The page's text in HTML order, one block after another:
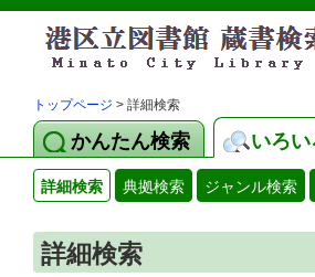
トップページ > 詳細検索
かんたん検索 いろ
詳細検索 典拠検索 ジャンル検索
詳細検索